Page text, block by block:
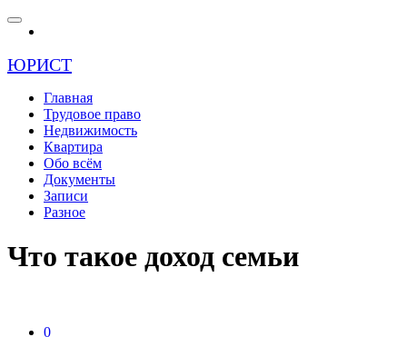
ЮРИСТ
Главная
Трудовое право
Недвижимость
Квартира
Обо всём
Документы
Записи
Разное
Что такое доход семьи
0